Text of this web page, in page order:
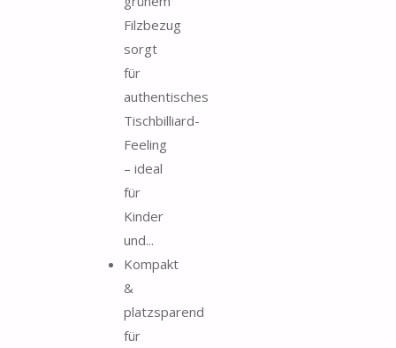
Filzbezug
sorgt
für
authentisches
Tischbilliard-
Feeling
– ideal
für
Kinder
und...
Kompakt
&
platzsparend
für